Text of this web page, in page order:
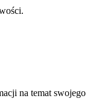
na temat swojego